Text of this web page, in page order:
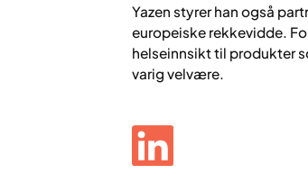
Yazen styrer han også
europeiske rekkevidde.
helseinnsikt til produkter
varig velvære.